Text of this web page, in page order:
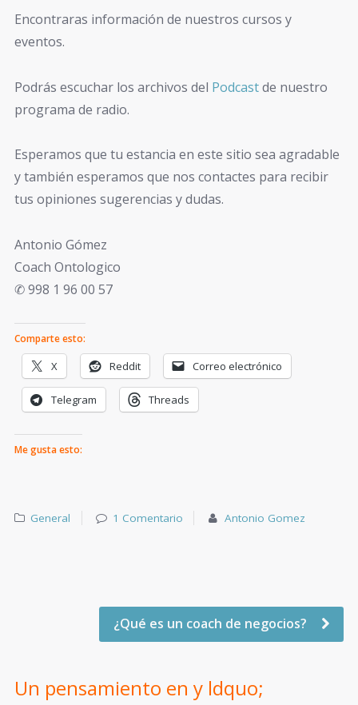
Encontraras información de nuestros cursos y
eventos.
Podrás escuchar los archivos del Podcastde nuestro
programa de radio.
Esperamos que tu estancia en este sitio sea agradable
y también esperamos que nos contactes para recibir
tus opiniones sugerencias y dudas.
Antonio Gómez
Coach Ontologico
✆ 998 1 96 00 57
Comparte esto:
X Reddit Correo electrónico
Telegram Threads
Me gusta esto:
General 1 Comentario Antonio Gomez
¿Qué es un coach de negocios?
Un pensamiento en y ldquo;